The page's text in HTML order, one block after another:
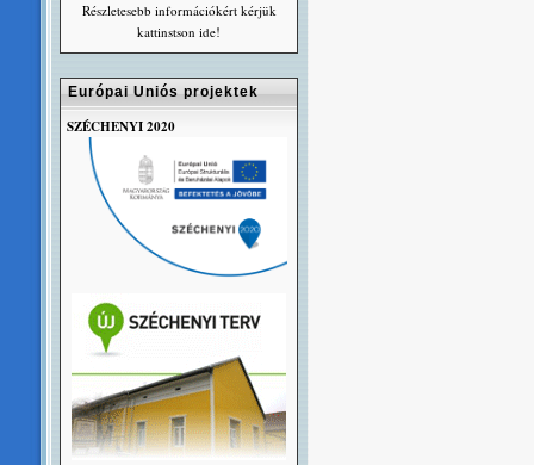
Részletesebb információkért kérjük
kattinstson ide!
Európai Uniós projektek
SZÉCHENYI 2020